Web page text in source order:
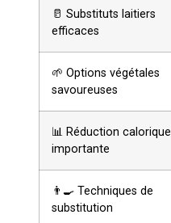
🥛 Substituts laitiers
efficaces
🌱 Options végétales
savoureuses
📊 Réduction calorique
importante
👨‍🍳 Techniques de
substitution